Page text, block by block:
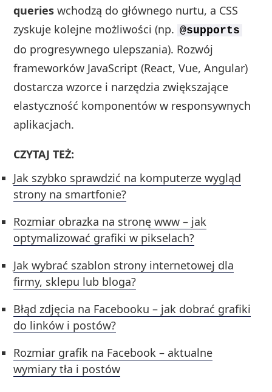
queries wchodzą do głównego nurtu, a CSS
zyskuje kolejne możliwości (np. @supports
do progresywnego ulepszania). Rozwój
frameworków JavaScript (React, Vue, Angular)
dostarcza wzorce i narzędzia zwiększające
elastyczność komponentów w responsywnych
aplikacjach.
CZYTAJ TEŻ:
Jak szybko sprawdzić na komputerze wygląd
strony na smartfonie?
Rozmiar obrazka na stronę www – jak
optymalizować grafiki w pikselach?
Jak wybrać szablon strony internetowej dla
firmy, sklepu lub bloga?
Błąd zdjęcia na Facebooku – jak dobrać grafiki
do linków i postów?
Rozmiar grafik na Facebook – aktualne
wymiary tła i postów